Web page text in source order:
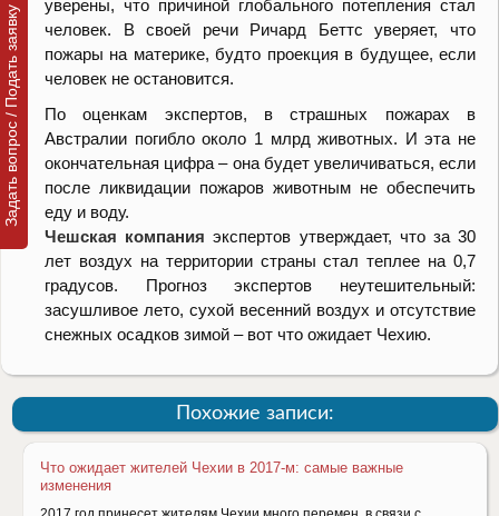
уверены, что причиной глобального потепления стал
человек. В своей речи Ричард Беттс уверяет, что
пожары на материке, будто проекция в будущее, если
человек не остановится.
По оценкам экспертов, в страшных пожарах в
Австралии погибло около 1 млрд животных. И эта не
окончательная цифра – она будет увеличиваться, если
после ликвидации пожаров животным не обеспечить
еду и воду.
Чешская компанияэкспертов утверждает, что за 30
лет воздух на территории страны стал теплее на 0,7
градусов. Прогноз экспертов неутешительный:
засушливое лето, сухой весенний воздух и отсутствие
снежных осадков зимой – вот что ожидает Чехию.
Похожие записи:
Что ожидает жителей Чехии в 2017-м: самые важные
изменения
Задать вопрос / Подать заявку